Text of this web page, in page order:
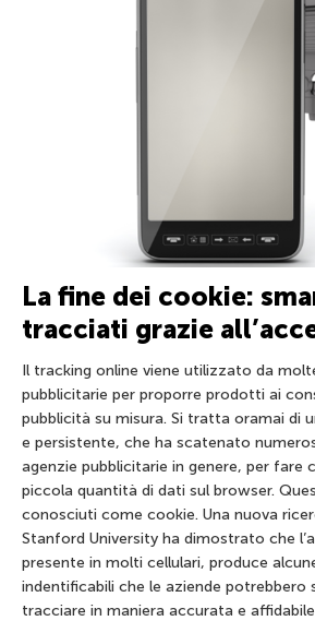
La fine dei cookie:
tracciati grazie
Il tracking online viene utilizzato da
pubblicitarie per proporre prodotti ai
pubblicità su misura. Si tratta oramai di
e persistente, che ha scatenato
agenzie pubblicitarie in genere, per fare
piccola quantità di dati sul browser.
conosciuti come cookie. Una nuova
Stanford University ha dimostrato che
presente in molti cellulari, produce
indentificabili che le aziende potrebbero
tracciare in maniera accurata e